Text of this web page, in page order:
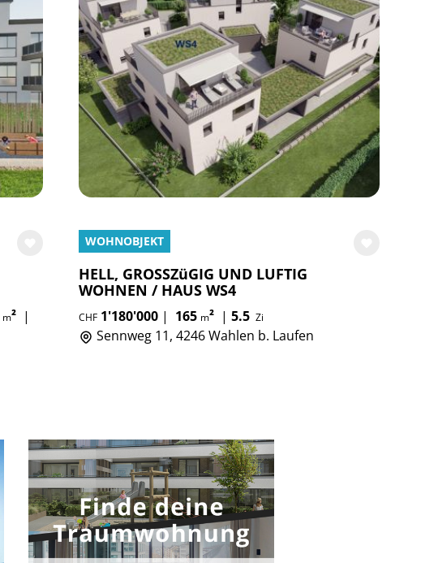
m² |
WOHNOBJEKT
HELL, GROSSZüGIG UND LUFTIG
WOHNEN / HAUS WS4
CHF 1'180'000 | 165 m² |5.5 Zi
Sennweg 11, 4246 Wahlen b. Laufen